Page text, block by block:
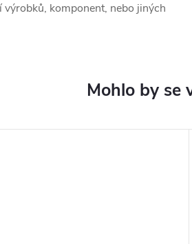
výrobků, komponent, nebo jiných